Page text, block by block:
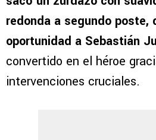
redonda a segundo poste,
oportunidad a Sebastián
convertido en el héroe
intervenciones cruciales.